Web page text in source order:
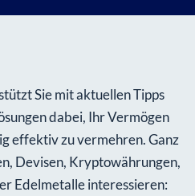
Sie mit aktuellen Tipps
dabei, Ihr Vermögen
effektiv zu vermehren. Ganz
Devisen, Kryptowährungen,
Edelmetalle interessieren: